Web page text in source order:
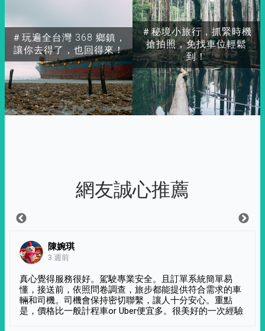
＃玩遍全台灣 368 鄉鎮，
讓你去得了，也回得來！
＃秘境小旅行，抓緊時機
搶拍照，免找車位輕鬆
到！
網友誠心推薦
陳婉琪
3 週前
真心覺得服務很好。駕駛專業安全。且訂單系統簡單易
懂，接送前，依照問卷調查，旅步都能提供符合需求的車
輛和司機。司機會保持密切聯繫，讓人十分安心。重點
是，價格比一般計程車or Uber便宜多。很美好的一次經驗